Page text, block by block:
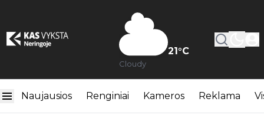
21°C
Cloudy
Naujausios Renginiai Kameros Reklama